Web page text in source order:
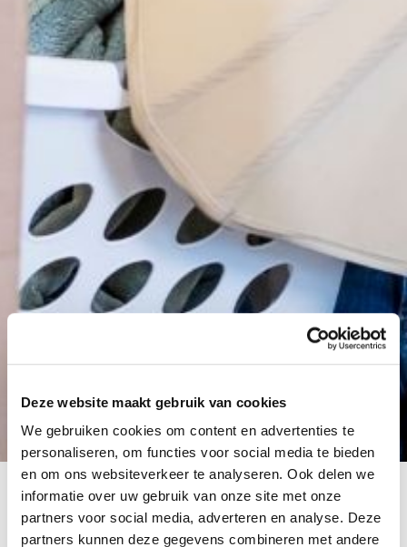
Deze website maakt gebruik van cookies
We gebruiken cookies om content en advertenties te
personaliseren, om functies voor social media te bieden
en om ons websiteverkeer te analyseren. Ook delen we
informatie over uw gebruik van onze site met onze
partners voor social media, adverteren en analyse. Deze
partners kunnen deze gegevens combineren met andere
De hypotheekmarkt verandert snel, en steeds